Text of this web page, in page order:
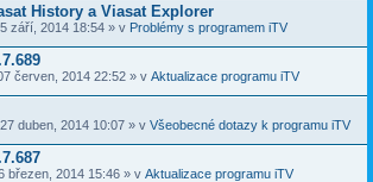
History a Viasat Explorer
září, 2014 18:54 » v Problémy s programem iTV
červen, 2014 22:52 » v Aktualizace programu iTV
duben, 2014 10:07 » v Všeobecné dotazy k programu iTV
březen, 2014 15:46 » v Aktualizace programu iTV